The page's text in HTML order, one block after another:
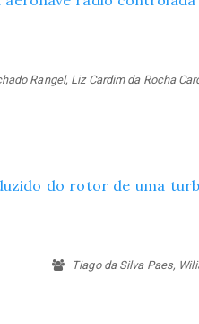
Rangel, Liz Cardim da Rocha
do rotor de uma
Tiago da Silva Paes,